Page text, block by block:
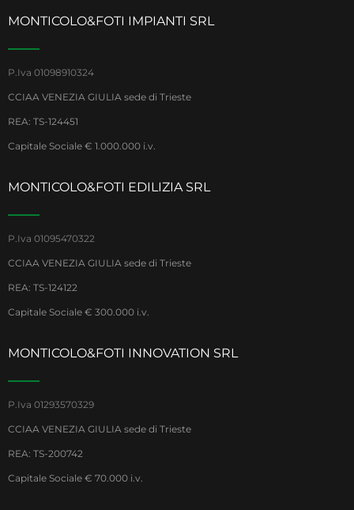
MONTICOLO&FOTI IMPIANTI SRL
P.Iva 01098910324
CCIAA VENEZIA GIULIA sede di Trieste
REA: TS-124451
Capitale Sociale € 1.000.000 i.v.
MONTICOLO&FOTI EDILIZIA SRL
P.Iva 01095470322
CCIAA VENEZIA GIULIA sede di Trieste
REA: TS-124122
Capitale Sociale € 300.000 i.v.
MONTICOLO&FOTI INNOVATION SRL
P.Iva 01293570329
CCIAA VENEZIA GIULIA sede di Trieste
REA: TS-200742
Capitale Sociale € 70.000 i.v.